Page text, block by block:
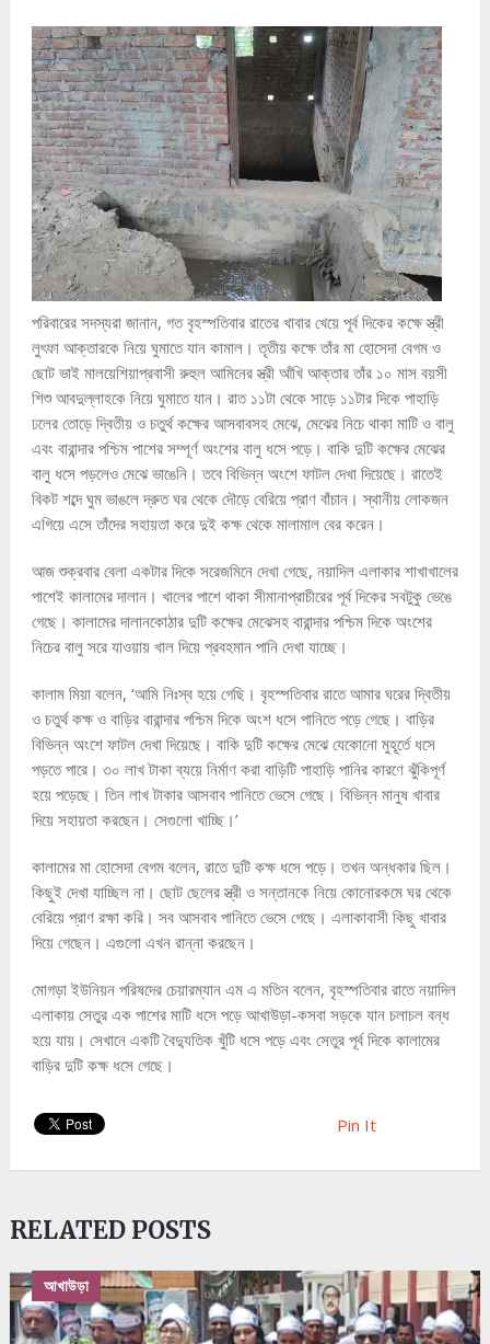
পরিবারের সদস্যরা জানান, গত বৃহস্পতিবার রাতের খাবার খেয়ে পূর্ব দিকের কক্ষে স্ত্রী
লুৎফা আক্তারকে নিয়ে ঘুমাতে যান কামাল। তৃতীয় কক্ষে তাঁর মা হোসেদা বেগম ও
ছোট ভাই মালয়েশিয়াপ্রবাসী রুহুল আমিনের স্ত্রী আঁখি আক্তার তাঁর ১০ মাস বয়সী
শিশু আবদুল্লাহকে নিয়ে ঘুমাতে যান। রাত ১১টা থেকে সাড়ে ১১টার দিকে পাহাড়ি
ঢলের তোড়ে দ্বিতীয় ও চতুর্থ কক্ষের আসবাবসহ মেঝে, মেঝের নিচে থাকা মাটি ও বালু
এবং বারান্দার পশ্চিম পাশের সম্পূর্ণ অংশের বালু ধসে পড়ে। বাকি দুটি কক্ষের মেঝের
বালু ধসে পড়লেও মেঝে ভাঙেনি। তবে বিভিন্ন অংশে ফাটল দেখা দিয়েছে। রাতেই
বিকট শব্দে ঘুম ভাঙলে দ্রুত ঘর থেকে দৌড়ে বেরিয়ে প্রাণ বাঁচান। স্থানীয় লোকজন
এগিয়ে এসে তাঁদের সহায়তা করে দুই কক্ষ থেকে মালামাল বের করেন।
আজ শুক্রবার বেলা একটার দিকে সরেজমিনে দেখা গেছে, নয়াদিল এলাকার শাখাখালের
পাশেই কালামের দালান। খালের পাশে থাকা সীমানাপ্রাচীরের পূর্ব দিকের সবটুকু ভেঙে
গেছে। কালামের দালানকোঠার দুটি কক্ষের মেঝেসহ বারান্দার পশ্চিম দিকে অংশের
নিচের বালু সরে যাওয়ায় খাল দিয়ে প্রবহমান পানি দেখা যাচ্ছে।
কালাম মিয়া বলেন, ‘আমি নিঃস্ব হয়ে গেছি। বৃহস্পতিবার রাতে আমার ঘরের দ্বিতীয়
ও চতুর্থ কক্ষ ও বাড়ির বারান্দার পশ্চিম দিকে অংশ ধসে পানিতে পড়ে গেছে। বাড়ির
বিভিন্ন অংশে ফাটল দেখা দিয়েছে। বাকি দুটি কক্ষের মেঝে যেকোনো মুহূর্তে ধসে
পড়তে পারে। ৩০ লাখ টাকা ব্যয়ে নির্মাণ করা বাড়িটি পাহাড়ি পানির কারণে ঝুঁকিপূর্ণ
হয়ে পড়েছে। তিন লাখ টাকার আসবাব পানিতে ভেসে গেছে। বিভিন্ন মানুষ খাবার
দিয়ে সহায়তা করছেন। সেগুলো খাচ্ছি।’
কালামের মা হোসেদা বেগম বলেন, রাতে দুটি কক্ষ ধসে পড়ে। তখন অন্ধকার ছিল।
কিছুই দেখা যাচ্ছিল না। ছোট ছেলের স্ত্রী ও সন্তানকে নিয়ে কোনোরকমে ঘর থেকে
বেরিয়ে প্রাণ রক্ষা করি। সব আসবাব পানিতে ভেসে গেছে। এলাকাবাসী কিছু খাবার
দিয়ে গেছেন। এগুলো এখন রান্না করছেন।
মোগড়া ইউনিয়ন পরিষদের চেয়ারম্যান এম এ মতিন বলেন, বৃহস্পতিবার রাতে নয়াদিল
এলাকায় সেতুর এক পাশের মাটি ধসে পড়ে আখাউড়া-কসবা সড়কে যান চলাচল বন্ধ
হয়ে যায়। সেখানে একটি বৈদ্যুতিক খুঁটি ধসে পড়ে এবং সেতুর পূর্ব দিকে কালামের
বাড়ির দুটি কক্ষ ধসে গেছে।
Pin It
RELATED POSTS
আখাউড়া